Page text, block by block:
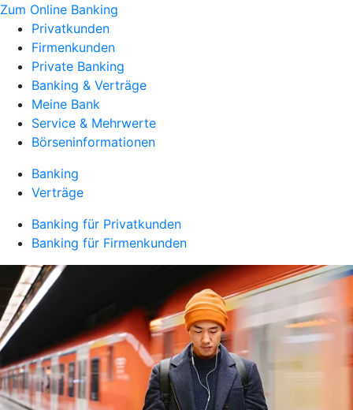
Zum Online Banking
Privatkunden
Firmenkunden
Private Banking
Banking & Verträge
Meine Bank
Service & Mehrwerte
Börseninformationen
Banking
Verträge
Banking für Privatkunden
Banking für Firmenkunden